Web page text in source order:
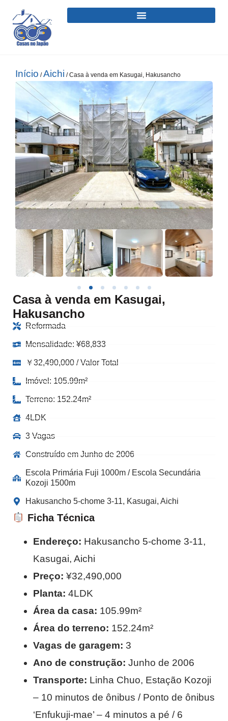
Início /Aichi / Casa à venda em Kasugai, Hakusancho
Casa à venda em Kasugai,
Hakusancho
Reformada
Mensalidade: ¥68,833
￥32,490,000 / Valor Total
Imóvel: 105.99m²
Terreno: 152.24m²
4LDK
3 Vagas
Construído em Junho de 2006
Escola Primária Fuji 1000m / Escola Secundária
Kozoji 1500m
Hakusancho 5-chome 3-11, Kasugai, Aichi
Ficha Técnica
Endereço: Hakusancho 5-chome 3-11,
Kasugai, Aichi
Preço: ¥32,490,000
Planta: 4LDK
Área da casa: 105.99m²
Área do terreno: 152.24m²
Vagas de garagem: 3
Ano de construção: Junho de 2006
Transporte: Linha Chuo, Estação Kozoji
– 10 minutos de ônibus / Ponto de ônibus
‘Enfukuji-mae’ – 4 minutos a pé / 6